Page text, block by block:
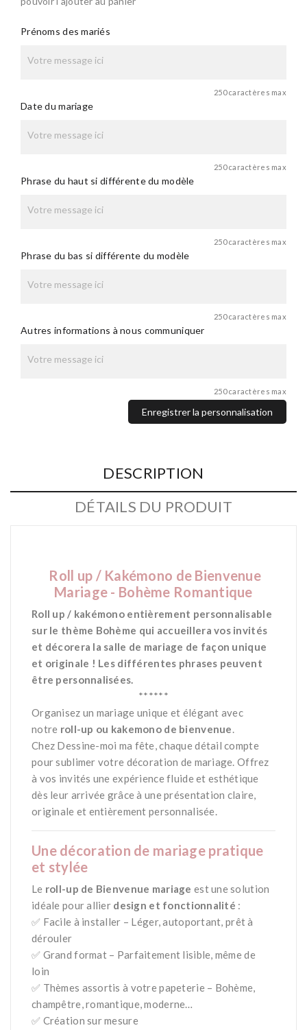
Prénoms des mariés
250 caractères max
Date du mariage
250 caractères max
Phrase du haut si différente du modèle
250 caractères max
Phrase du bas si différente du modèle
250 caractères max
Autres informations à nous communiquer
250 caractères max
Enregistrer la personnalisation
DESCRIPTION
DÉTAILS DU PRODUIT
Roll up / Kakémono de Bienvenue
Mariage - Bohème Romantique
Roll up / kakémono entièrement personnalisable
sur le thème Bohème qui accueillera vos invités
et décorera la salle de mariage de façon unique
et originale ! Les différentes phrases peuvent
être personnalisées.
******
Organisez un mariage unique et élégant avec
notre roll-up ou kakemono de bienvenue.
Chez Dessine-moi ma fête, chaque détail compte
pour sublimer votre décoration de mariage. Offrez
à vos invités une expérience fluide et esthétique
dès leur arrivée grâce à une présentation claire,
originale et entièrement personnalisée.
Une décoration de mariage pratique
et stylée
Le roll-up de Bienvenue mariage est une solution
idéale pour allier design et fonctionnalité :
✅ Facile à installer – Léger, autoportant, prêt à
dérouler
✅ Grand format – Parfaitement lisible, même de
loin
✅ Thèmes assortis à votre papeterie – Bohème,
champêtre, romantique, moderne…
✅ Création sur mesure